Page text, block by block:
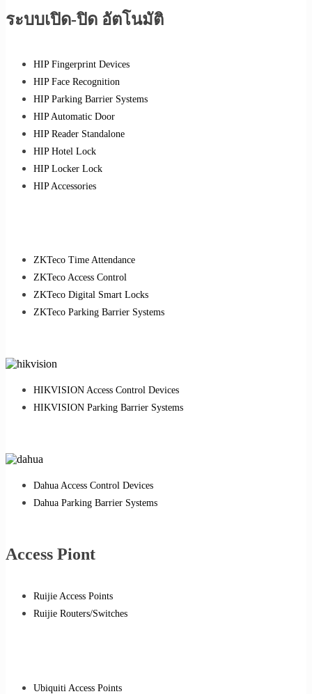
ระบบเปิด-ปิด อัตโนมัติ
HIP Fingerprint Devices
HIP Face Recognition
HIP Parking Barrier Systems
HIP Automatic Door
HIP Reader Standalone
HIP Hotel Lock
HIP Locker Lock
HIP Accessories
ZKTeco Time Attendance
ZKTeco Access Control
ZKTeco Digital Smart Locks
ZKTeco Parking Barrier Systems
HIKVISION Access Control Devices
HIKVISION Parking Barrier Systems
Dahua Access Control Devices
Dahua Parking Barrier Systems
Access Piont
Ruijie Access Points
Ruijie Routers/Switches
Ubiquiti Access Points